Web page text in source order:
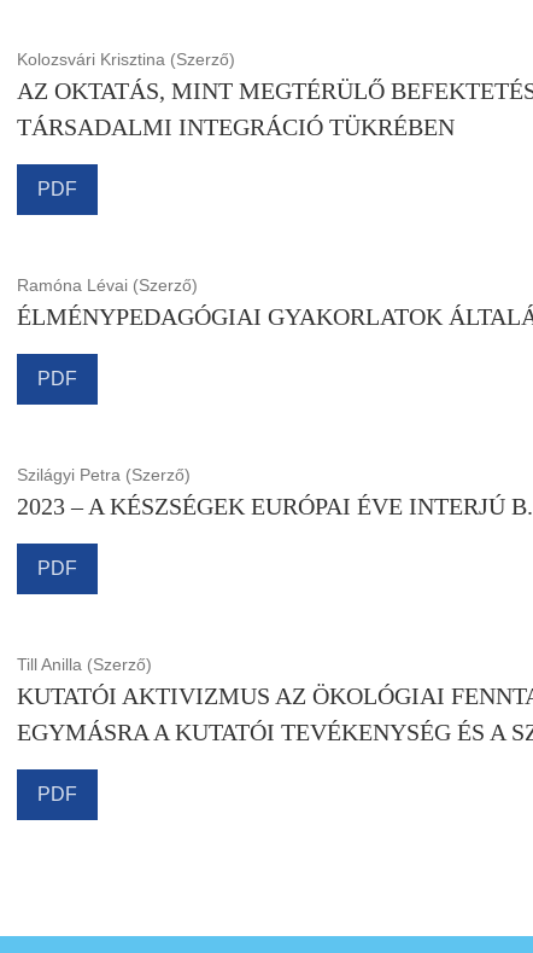
Kolozsvári Krisztina (Szerző)
AZ OKTATÁS, MINT MEGTÉRÜLŐ
TÁRSADALMI INTEGRÁCIÓ TÜKRÉBEN
PDF
Ramóna Lévai (Szerző)
ÉLMÉNYPEDAGÓGIAI GYAKORLATOK
PDF
Szilágyi Petra (Szerző)
2023 – A KÉSZSÉGEK EURÓPAI ÉVE INTERJÚ
PDF
Till Anilla (Szerző)
KUTATÓI AKTIVIZMUS AZ ÖKOLÓGIAI
EGYMÁSRA A KUTATÓI TEVÉKENYSÉG ÉS A
PDF